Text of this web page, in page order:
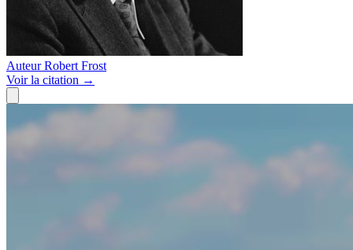
Auteur Robert Frost
Voirla citation →